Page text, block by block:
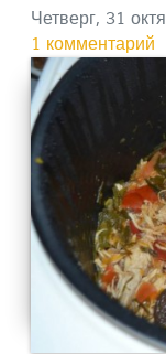
Четверг, 31
1 комментарий